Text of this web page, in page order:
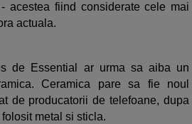
acestea fiind considerate cele mai
actuala.
de Essential ar urma sa aiba un
Ceramica pare sa fie noul
de producatorii de telefoane, dupa
metal si sticla.